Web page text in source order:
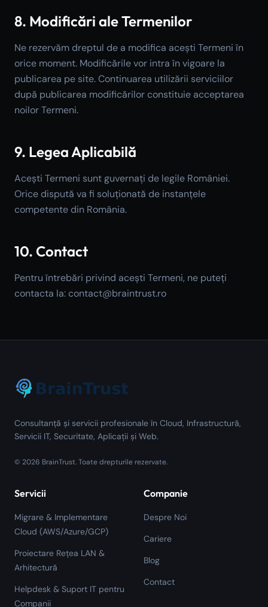
8. Modificări ale Termenilor
Ne rezervăm dreptul de a modifica acești Termeni în
orice moment. Modificările vor intra în vigoare la
publicarea pe site. Continuarea utilizării serviciilor
după publicarea modificărilor constituie acceptarea
noilor Termeni.
9. Legea Aplicabilă
Acești Termeni sunt guvernați de legile României.
Orice dispută va fi soluționată de instanțele
competente din România.
10. Contact
Pentru întrebări privind acești Termeni, ne puteți
contacta la: contact@braintrust.ro
Consultanță și servicii profesionale în Cloud, Infrastructură,
Servicii IT, Securitate, Aplicații și Web.
© 2026 BrainTrust.Toate drepturile rezervate.
Servicii
Migrare & Implementare
Cloud (AWS/Azure/GCP)
Proiectare Rețea LAN &
Arhitectură
Helpdesk & Suport IT pentru
Companii
Companie
Despre Noi
Cariere
Blog
Contact